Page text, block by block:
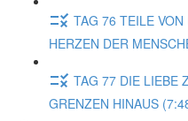
TAG 76 TEILE
HERZEN DER
TAG 77 DIE LIEBE
GRENZEN HINAUS